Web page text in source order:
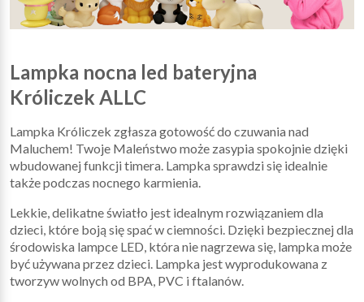
Lampka nocna led bateryjna
Króliczek ALLC
Lampka Króliczek zgłasza gotowość do czuwania nad
Maluchem! Twoje Maleństwo może zasypia spokojnie dzięki
wbudowanej funkcji timera. Lampka sprawdzi się idealnie
także podczas nocnego karmienia.
Lekkie, delikatne światło jest idealnym rozwiązaniem dla
dzieci, które boją się spać w ciemności. Dzięki bezpiecznej dla
środowiska lampce LED, która nie nagrzewa się, lampka może
być używana przez dzieci. Lampka jest wyprodukowana z
tworzyw wolnych od BPA, PVC i ftalanów.